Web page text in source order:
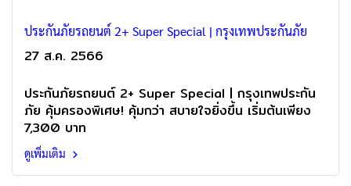
ประกันภัยรถยนต์ 2+ Super Special | กรุงเทพประกันภัย
27 ส.ค. 2566
ประกันภัยรถยนต์ 2+ Super Special | กรุงเทพประกัน
ภัย คุ้มครองพิเศษ! คุ้มกว่า สบายใจยิ่งขึ้น เริ่มต้นเพียง
7,300 บาท
ดูเพิ่มเติม